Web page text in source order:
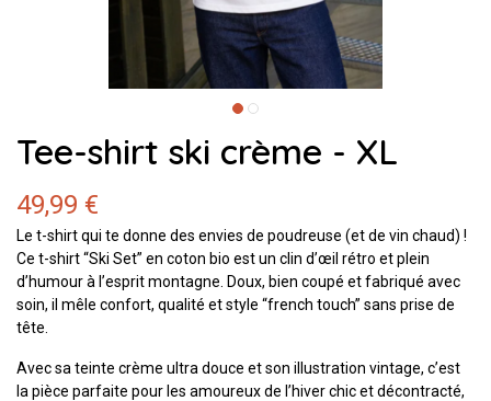
Tee-shirt ski crème - XL
49,99 €
Le t-shirt qui te donne des envies de poudreuse (et de vin chaud) !
Ce t-shirt “Ski Set” en coton bio est un clin d’œil rétro et plein
d’humour à l’esprit montagne. Doux, bien coupé et fabriqué avec
soin, il mêle confort, qualité et style “french touch” sans prise de
tête.
Avec sa teinte crème ultra douce et son illustration vintage, c’est
la pièce parfaite pour les amoureux de l’hiver chic et décontracté,